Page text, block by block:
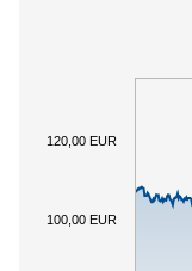
100,00 EUR
120,00 EUR